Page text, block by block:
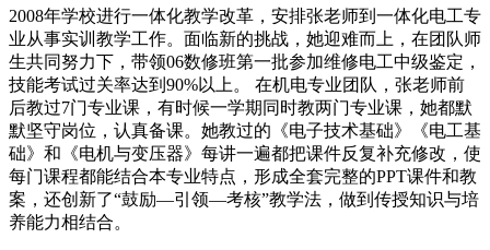
2008年学校进行一体化教学改革，安排张老师到一体化电工专
业从事实训教学工作。面临新的挑战，她迎难而上，在团队师
生共同努力下，带领06数修班第一批参加维修电工中级鉴定，
技能考试过关率达到90%以上。 在机电专业团队，张老师前
后教过7门专业课，有时候一学期同时教两门专业课，她都默
默坚守岗位，认真备课。她教过的《电子技术基础》《电工基
础》和《电机与变压器》每讲一遍都把课件反复补充修改，使
每门课程都能结合本专业特点，形成全套完整的PPT课件和教
案，还创新了“鼓励—引领—考核”教学法，做到传授知识与培
养能力相结合。